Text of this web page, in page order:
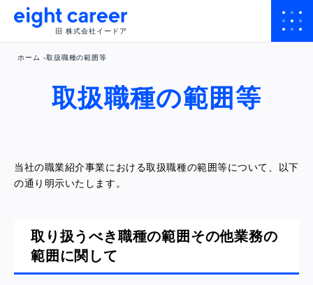
旧 株式会社イードア
ホーム 取扱職種の範囲等
取扱職種の範囲等
当社の職業紹介事業における取扱職種の範囲等について、以下
の通り明示いたします。
取り扱うべき職種の範囲その他業務の
範囲に関して